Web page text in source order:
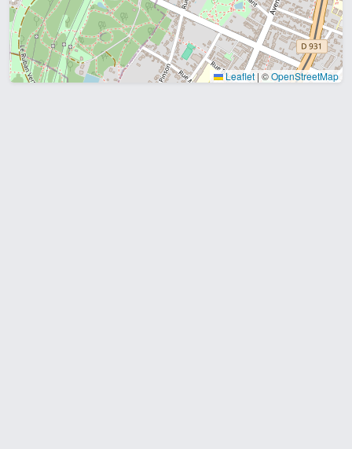
Leaflet | ©OpenStreetMap